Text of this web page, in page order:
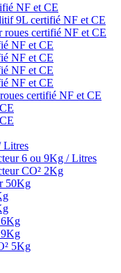
NF et CE
9L certifié NF et CE
roues certifié NF et CE
NF et CE
NF et CE
NF et CE
NF et CE
certifié NF et CE
Litres
6 ou 9Kg / Litres
CO² 2Kg
50Kg
5Kg